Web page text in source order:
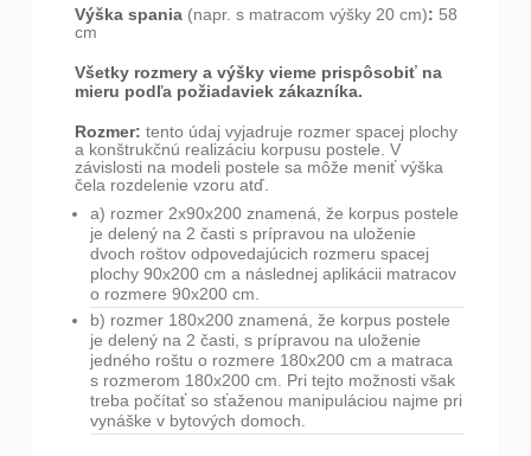
Výška spania (napr. s matracom výšky 20 cm): 58
cm
Všetky rozmery a výšky vieme prispôsobiť na
mieru podľa požiadaviek zákazníka.
Rozmer: tento údaj vyjadruje rozmer spacej plochy
a konštrukčnú realizáciu korpusu postele. V
závislosti na modeli postele sa môže meniť výška
čela rozdelenie vzoru atď.
a) rozmer 2x90x200 znamená, že korpus postele
je delený na 2 časti s prípravou na uloženie
dvoch roštov odpovedajúcich rozmeru spacej
plochy 90x200 cm a následnej aplikácii matracov
o rozmere 90x200 cm.
b) rozmer 180x200 znamená, že korpus postele
je delený na 2 časti, s prípravou na uloženie
jedného roštu o rozmere 180x200 cm a matraca
s rozmerom 180x200 cm. Pri tejto možnosti však
treba počítať so sťaženou manipuláciou najme pri
vynáške v bytových domoch.